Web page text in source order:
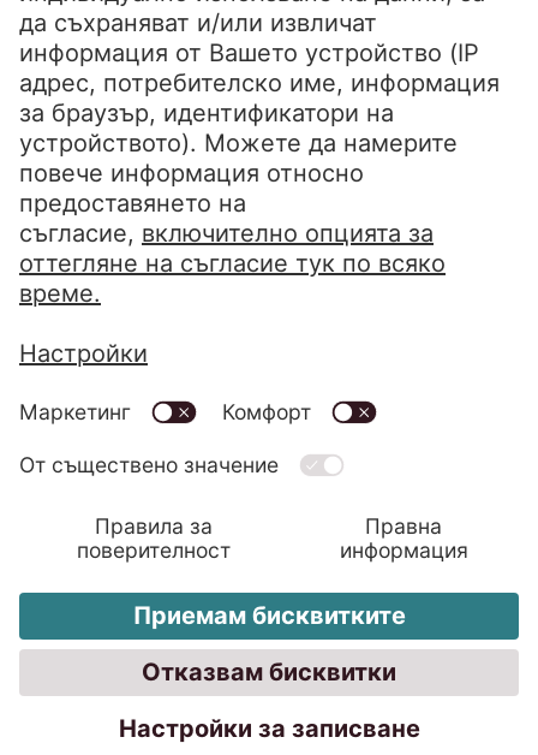
Уведомление за поверителност
Кодекс за поведение
Сигнали по реда на ЗЗЛСПОИН
Променете настройките на бисквитки
Правила за защита на потребителите
Правила за подаване на жалба